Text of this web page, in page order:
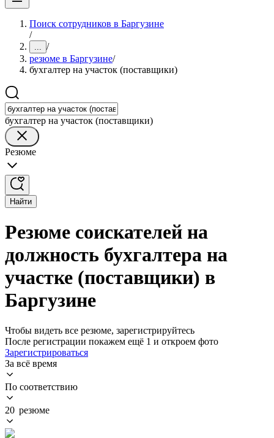
Поиск сотрудников в Баргузине
/
... /
резюме в Баргузине/
бухгалтер на участок (поставщики)
бухгалтер на участок (поставщики)
Резюме
Найти
Резюме соискателей на
должность бухгалтера на
участке (поставщики) в
Баргузине
Чтобы видеть все резюме, зарегистрируйтесь
После регистрации покажем ещё 1 и откроем фото
Зарегистрироваться
За всё время
По соответствию
20 резюме